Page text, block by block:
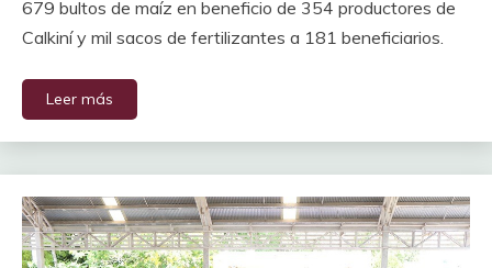
679 bultos de maíz en beneficio de 354 productores de
Calkiní y mil sacos de fertilizantes a 181 beneficiarios.
Leer más